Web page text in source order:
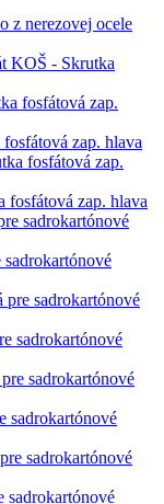
z nerezovej ocele
KOŠ - Skrutka
zap. hlava
fosfátová zap. hlava
sadrokartónové
sadrokartónové
sadrokartónové